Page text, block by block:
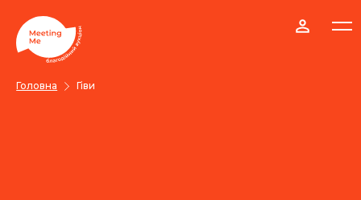
Головна Гіви